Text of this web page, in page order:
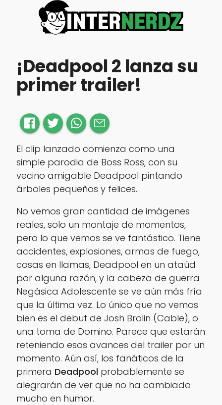
¡Deadpool 2 lanza su
primer trailer!
El clip lanzado comienza como una
simple parodia de Boss Ross, con su
vecino amigable Deadpool pintando
árboles pequeños y felices.
No vemos gran cantidad de imágenes
reales, solo un montaje de momentos,
pero lo que vemos se ve fantástico. Tiene
accidentes, explosiones, armas de fuego,
cosas en llamas, Deadpool en un ataúd
por alguna razón, y la cabeza de guerra
Negásica Adolescente se ve aún más fría
que la última vez. Lo único que no vemos
bien es el debut de Josh Brolin (Cable), o
una toma de Domino. Parece que estarán
reteniendo esos avances del trailer por un
momento. Aún así, los fanáticos de la
primera Deadpool probablemente se
alegrarán de ver que no ha cambiado
mucho en humor.